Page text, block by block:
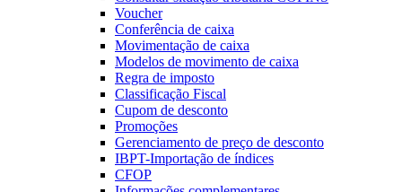
Voucher
Conferência de caixa
Movimentação de caixa
Modelos de movimento de caixa
Regra de imposto
Classificação Fiscal
Cupom de desconto
Promoções
Gerenciamento de preço de desconto
IBPT-Importação de índices
CFOP